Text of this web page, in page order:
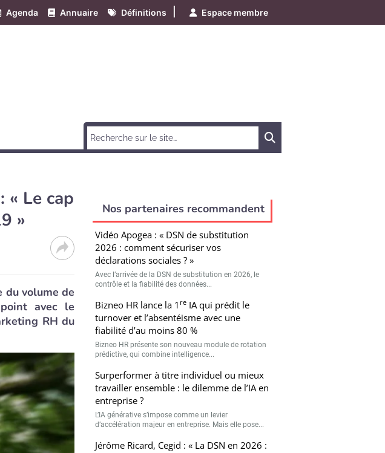
Agenda Annuaire Définitions Espace membre
« Le cap
»
du volume de
avec le
RH du
Nos partenaires recommandent
Vidéo Apogea : « DSN de substitution
2026 : comment sécuriser vos
déclarations sociales ? »
Avec l’arrivée de la DSN de substitution en 2026, le
contrôle et la fiabilité des données...
Bizneo HR lance la 1 reIA qui prédit le
turnover et l’absentéisme avec une
fiabilité d’au moins 80 %
Bizneo HR présente son nouveau module de rotation
prédictive, qui combine intelligence...
Surperformer à titre individuel ou mieux
travailler ensemble : le dilemme de l’IA en
entreprise ?
L’IA générative s’impose comme un levier
d’accélération majeur en entreprise. Mais elle pose...
Jérôme Ricard, Cegid : « La DSN en 2026 :